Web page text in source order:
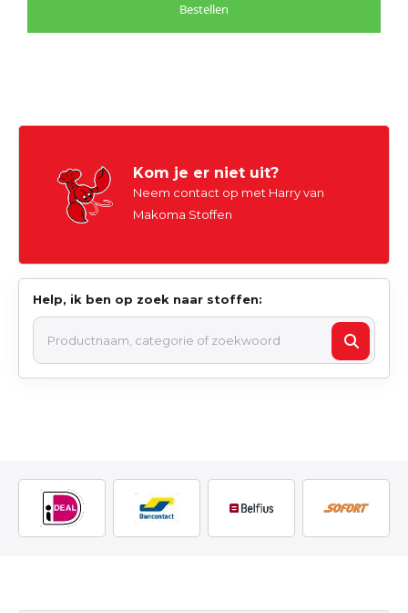
Bestellen
Kom je er niet uit?
Neem contact op met Harry van
Makoma Stoffen
Help, ik ben op zoek naar stoffen: